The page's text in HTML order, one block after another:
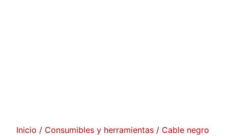
Inicio / Consumibles y herramientas / Cable negro